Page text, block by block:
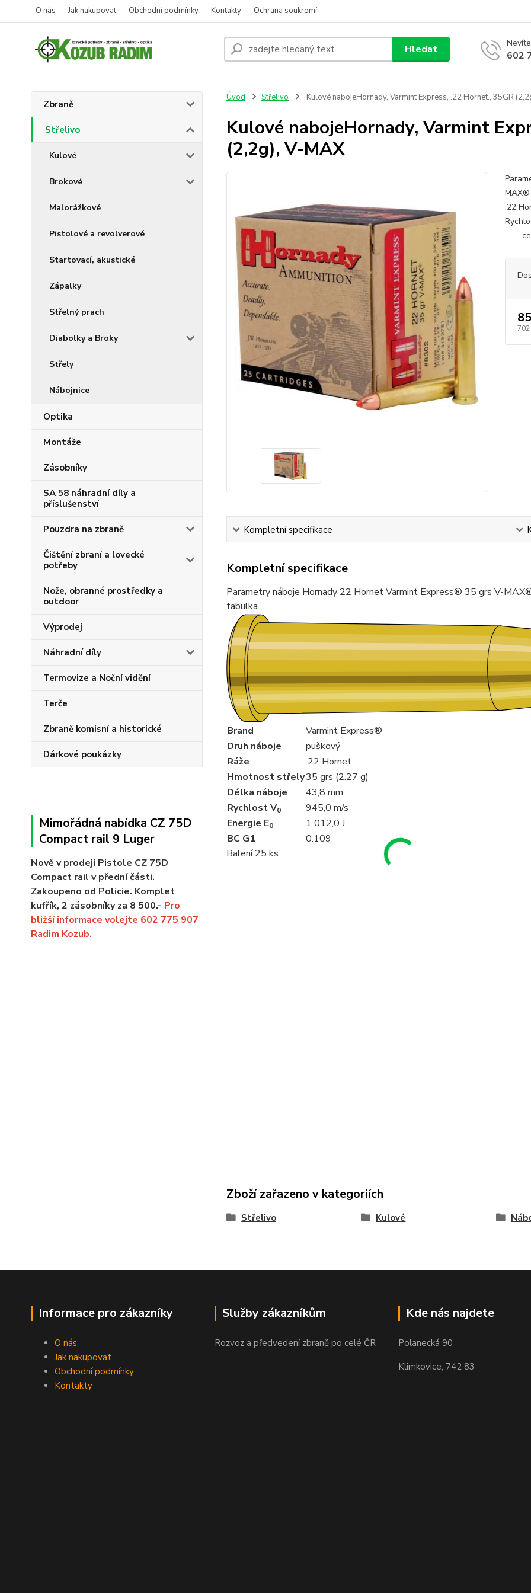
O nás Jak nakupovat Obchodní podmínky Kontakty Ochrana soukromí
Hledat
602
Zbraně
Střelivo
Kulové
Brokové
Malorážkové
Pistolové a revolverové
Startovací, akustické
Zápalky
Střelný prach
Diabolky a Broky
Střely
Nábojnice
Optika
Montáže
Zásobníky
SA 58 náhradní díly a
příslušenství
Pouzdra na zbraně
Čištění zbraní a lovecké
potřeby
Nože, obranné prostředky a
outdoor
Výprodej
Náhradní díly
Termovize a Noční vidění
Terče
Zbraně komisní a historické
Dárkové poukázky
Mimořádná nabídka CZ 75D
Compact rail 9 Luger
Nově v prodeji Pistole CZ 75D
Compact rail v přední části.
Zakoupeno od Policie. Komplet
kufřík, 2 zásobníky za 8 500.- Pro
bližší informace volejte 602 775 907
Radim Kozub.
Úvod Střelivo Kulové nabojeHornady, Varmint Express, .22 Hornet., 35GR
Kulové nabojeHornady, Varmint
(2,2g), V-MAX
MAX®
.22
...
702
Kompletní specifikace
Kompletní specifikace
Parametry náboje Hornady 22 Hornet Varmint Express® 35 grs V-
tabulka
Brand
Varmint Express®
Druh náboje
puškový
Ráže
.22 Hornet
Hmotnost střely35 grs (2.27 g)
Délka náboje
43,8 mm
Rychlost V0
945,0 m/s
Energie E0
1 012,0 J
BC G1
0.109
Balení 25 ks
Zboží zařazeno v kategoriích
Střelivo Kulové
Informace pro zákazníky
O nás
Jak nakupovat
Obchodní podmínky
Kontakty
Služby zákazníkům
Rozvoz a předvedení zbraně po celé ČR
Kde nás najdete
Polanecká 90
Klimkovice, 742 83